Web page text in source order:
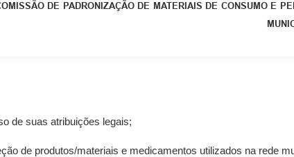
DE PADRONIZAÇÃO DE MATERIAIS DE CONSUMO E
de suas atribuições legais;
de produtos/materiais e medicamentos utilizados na rede